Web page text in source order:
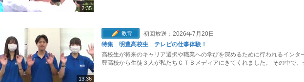
2:35
13:36
教育
初回放送：2026年7月20日
特集 明豊高校生 テレビの仕事体験！
高校生が将来のキャリア選択や職業への学びを深めるために行われるインタ
豊高校から生徒３人が私たちＣＴＢメディアにきてくれました。 その中で